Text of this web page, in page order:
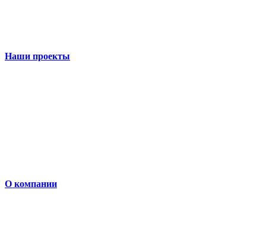
Наши проекты
О компании